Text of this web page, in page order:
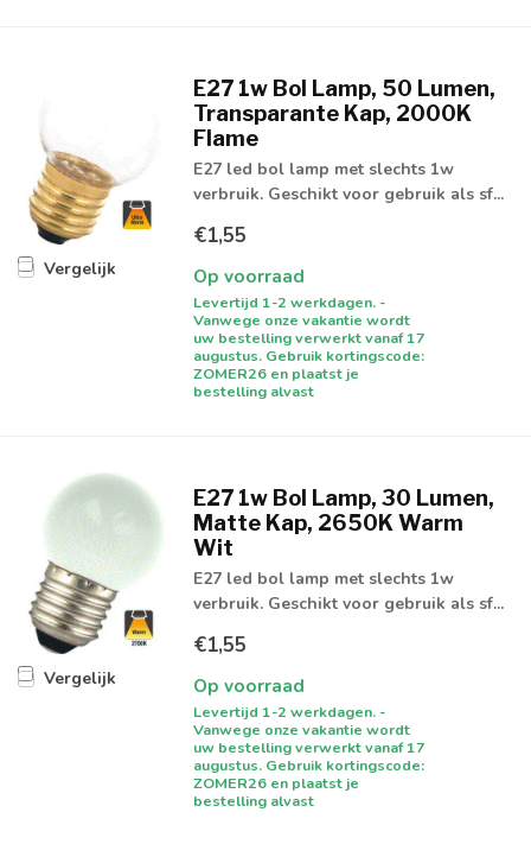
Vergelijk
E27 1w Bol Lamp, 50 Lumen,
Transparante Kap, 2000K
Flame
E27 led bol lamp met slechts 1w
verbruik. Geschikt voor gebruik als sf...
€1,55
Op voorraad
Levertijd 1-2 werkdagen. -
Vanwege onze vakantie wordt
uw bestelling verwerkt vanaf 17
augustus. Gebruik kortingscode:
ZOMER26 en plaatst je
bestelling alvast
Vergelijk
E27 1w Bol Lamp, 30 Lumen,
Matte Kap, 2650K Warm
Wit
E27 led bol lamp met slechts 1w
verbruik. Geschikt voor gebruik als sf...
€1,55
Op voorraad
Levertijd 1-2 werkdagen. -
Vanwege onze vakantie wordt
uw bestelling verwerkt vanaf 17
augustus. Gebruik kortingscode:
ZOMER26 en plaatst je
bestelling alvast